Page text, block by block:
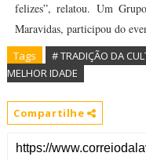
felizes”, relatou. Um
Maravidas, participou do
Tags
# TRADIÇÃO DA
MELHOR IDADE
Compartilhe